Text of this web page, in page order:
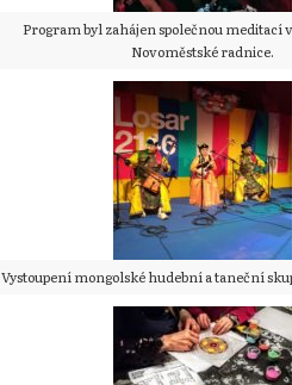
Program byl zahájen společnou meditací
Novoměstské radnice.
Vystoupení mongolské hudební a taneční